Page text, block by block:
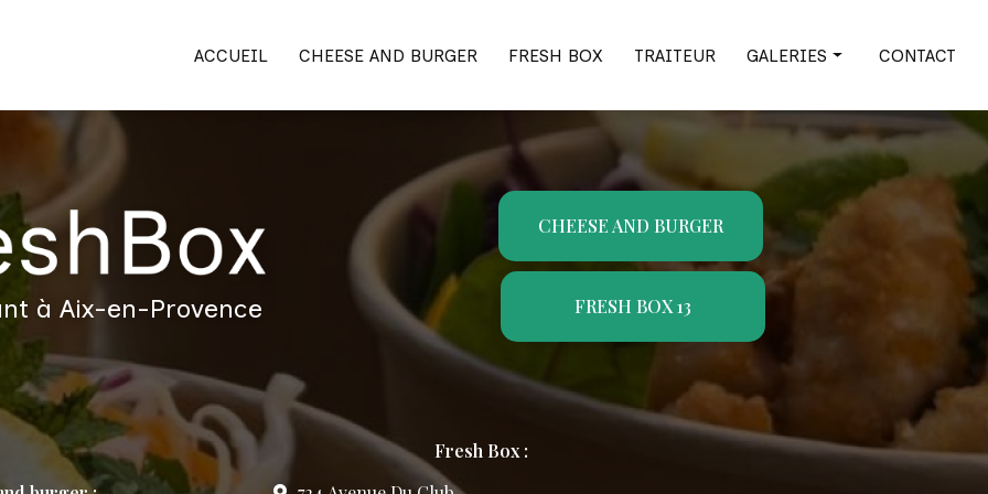
ACCUEIL CHEESE AND BURGER FRESH BOX TRAITEUR GALERIES
Cheese and burger
CONTACT
à Aix-en-Provence
CHEESE AND BURGER
FRESH BOX 13
Fresh Box :